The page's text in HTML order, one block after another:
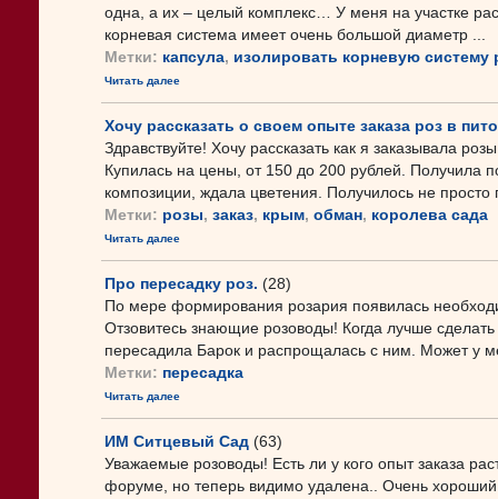
одна, а их – целый комплекс… У меня на участке
корневая система имеет очень большой диаметр ...
Метки: капсула, изолировать корневую систему
Читать далее
Хочу рассказать о своем опыте заказа роз в
Здравствуйте! Хочу рассказать как я заказывала
Купилась на цены, от 150 до 200 рублей. Получила
композиции, ждала цветения. Получилось не
Метки: розы, заказ, крым, обман, королева сада
Читать далее
Про пересадку роз. (28)
По мере формирования розария появилась
Отзовитесь знающие розоводы! Когда лучше
пересадила Барок и распрощалась с ним. Может у
Метки: пересадка
Читать далее
ИМ Ситцевый Сад (63)
Уважаемые розоводы! Есть ли у кого опыт заказа
форуме, но теперь видимо удалена.. Очень